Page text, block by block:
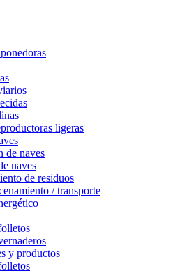
ligeras
de naves
naves
de residuos
/ transporte
y productos